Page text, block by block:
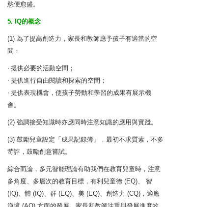
慾便愈盛。
5. IQ的概念
(1) 為了提高創造力，家長和教師應予孩子有適當的空
間：
‧ 提供必要的活動空間；
‧ 提供進行自由閱讀和探索的空間；
‧ 提供表現機會，使孩子勞動和學習的成果有展示機
會。
(2) 強調接受知識時亦應同時注意知識的應用與實踐。
(3) 鼓勵兒童設定「成果記錄簿」，最初不求質素，不多
苛評，鼓勵創意嘗試。
綜合而論，多元智能理論有助我們在教育兒童時，注意
多角度、多層次的教育目標，有利兒童德 (EQ)、 智
(IQ)、體 (IQ)、群 (EQ)、美 (EQ)、創造力 (CQ)，適應